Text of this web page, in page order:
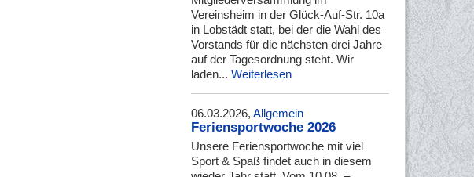
Vereinsheim in der Glück-Auf-Str. 10a
in Lobstädt statt, bei der die Wahl des
Vorstands für die nächsten drei Jahre
auf der Tagesordnung steht. Wir
laden... Weiterlesen
06.03.2026, Allgemein
Feriensportwoche 2026
Unsere Feriensportwoche mit viel
Sport & Spaß findet auch in diesem